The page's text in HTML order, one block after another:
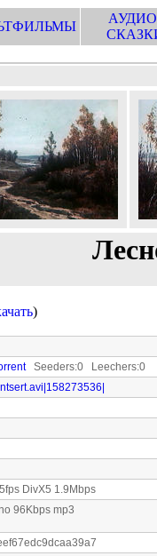
)
Seeders:0 Leechers:0
DivX5 1.9Mbps
96Kbps mp3